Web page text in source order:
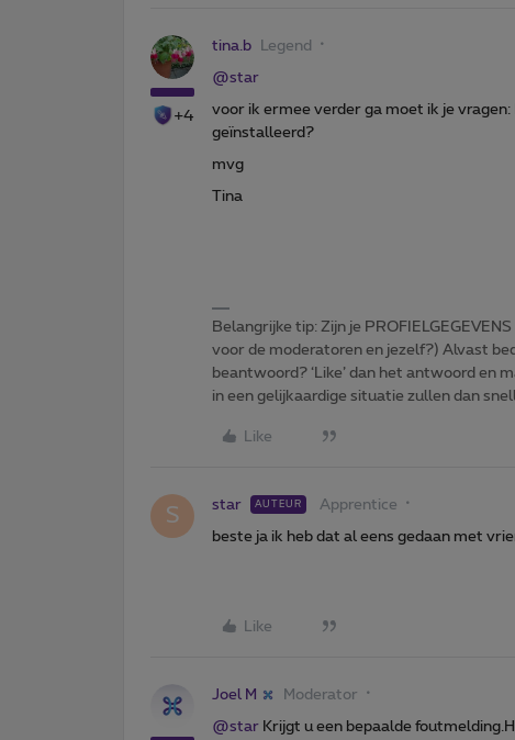
+4
tina.b Legend
@star
voor ik ermee verder ga moet ik je
geïnstalleerd?
mvg
Tina
Belangrijke tip: Zijn je
voor de moderatoren en jezelf?) Alvast
beantwoord? ‘Like’ dan het antwoord en
in een gelijkaardige situatie zullen dan
Like
S star AUTEUR Apprentice
beste ja ik heb dat al eens gedaan met
Like
Joel M Moderator
@star Krijgt u een bepaalde